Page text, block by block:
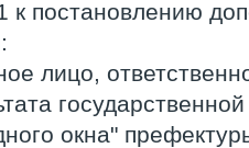
постановлению
лицо,
окна"